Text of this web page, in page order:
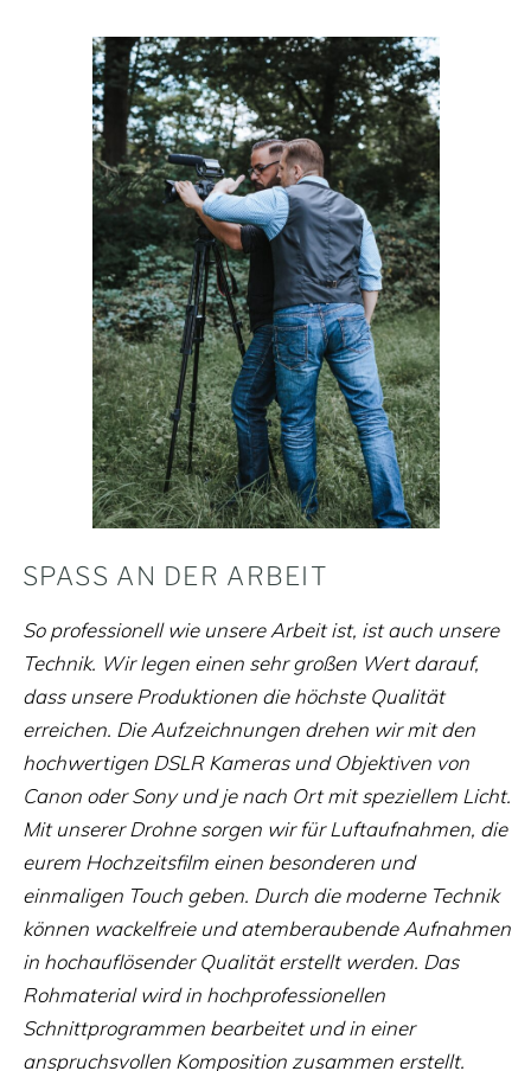
SPASS AN DER ARBEIT
So professionell wie unsere Arbeit ist, ist auch unsere
Technik. Wir legen einen sehr großen Wert darauf,
dass unsere Produktionen die höchste Qualität
erreichen. Die Aufzeichnungen drehen wir mit den
hochwertigen DSLR Kameras und Objektiven von
Canon oder Sony und je nach Ort mit speziellem Licht.
Mit unserer Drohne sorgen wir für Luftaufnahmen, die
eurem Hochzeitsfilm einen besonderen und
einmaligen Touch geben. Durch die moderne Technik
können wackelfreie und atemberaubende Aufnahmen
in hochauflösender Qualität erstellt werden. Das
Rohmaterial wird in hochprofessionellen
Schnittprogrammen bearbeitet und in einer
anspruchsvollen Komposition zusammen erstellt.